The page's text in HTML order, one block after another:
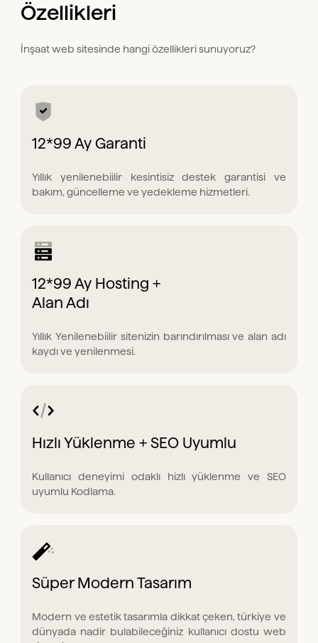
Özellikleri
İnşaat web sitesinde hangi özellikleri sunuyoruz?
12*99 Ay Garanti
Yıllık yenilenebiilir kesintisiz destek garantisi ve
bakım, güncelleme ve yedekleme hizmetleri.
12*99 Ay Hosting +
Alan Adı
Yıllık Yenilenebiilir sitenizin barındırılması ve alan adı
kaydı ve yenilenmesi.
Hızlı Yüklenme + SEO Uyumlu
Kullanıcı deneyimi odaklı hizlı yüklenme ve SEO
uyumlu Kodlama.
Süper Modern Tasarım
Modern ve estetik tasarımla dikkat çeken, türkiye ve
dünyada nadir bulabileceğiniz kullanıcı dostu web